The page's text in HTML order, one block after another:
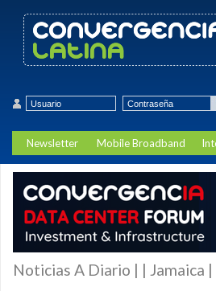
Newsletter Mobile Broadband
Noticias A Diario | | Jamaica